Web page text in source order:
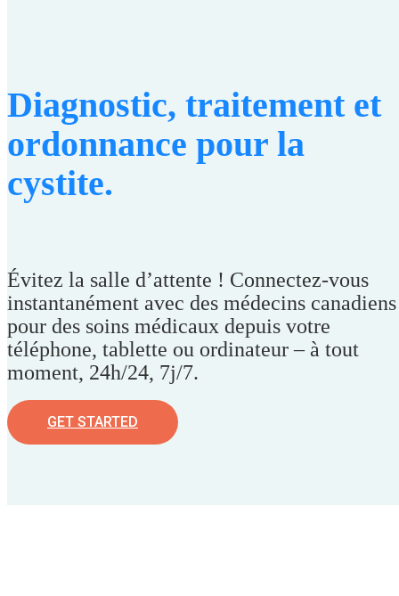
Diagnostic, traitement et
ordonnance pour la
cystite.
Évitez la salle d’attente ! Connectez-vous
instantanément avec des médecins canadiens
pour des soins médicaux depuis votre
téléphone, tablette ou ordinateur – à tout
moment, 24h/24, 7j/7.
GET STARTED